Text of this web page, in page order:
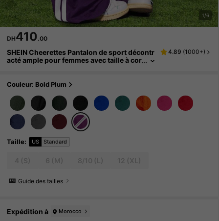
1/6
DH410.00
SHEIN Cheerettes Pantalon de sport décontr
acté ample pour femmes avec taille à cor
4.89 (1000+)
Couleur: Bold Plum
Taille: US Standard
Guide des tailles
Expédition à Morocco